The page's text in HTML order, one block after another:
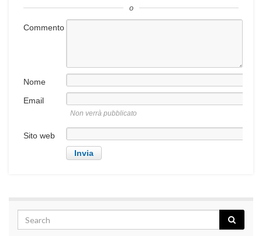
o
Commento
Nome
Email
Non verrà pubblicato
Sito web